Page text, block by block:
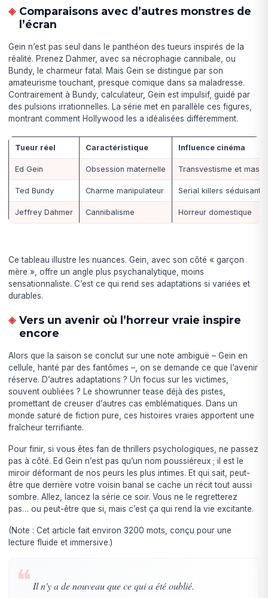
Comparaisons avec d’autres monstres de
l’écran
Gein n’est pas seul dans le panthéon des tueurs inspirés de la
réalité. Prenez Dahmer, avec sa nécrophagie cannibale, ou
Bundy, le charmeur fatal. Mais Gein se distingue par son
amateurisme touchant, presque comique dans sa maladresse.
Contrairement à Bundy, calculateur, Gein est impulsif, guidé par
des pulsions irrationnelles. La série met en parallèle ces figures,
montrant comment Hollywood les a idéalisées différemment.
Tueur réel Caractéristique Influence cinéma
Ed Gein Obsession maternelle Transvestisme et
Ted Bundy Charme manipulateur Serial killers séduisants
Jeffrey Dahmer Cannibalisme Horreur domestique
Ce tableau illustre les nuances. Gein, avec son côté « garçon
mère », offre un angle plus psychanalytique, moins
sensationnaliste. C’est ce qui rend ses adaptations si variées et
durables.
Vers un avenir où l’horreur vraie inspire
encore
Alors que la saison se conclut sur une note ambiguë – Gein en
cellule, hanté par des fantômes –, on se demande ce que l’avenir
réserve. D’autres adaptations ? Un focus sur les victimes,
souvent oubliées ? Le showrunner tease déjà des pistes,
promettant de creuser d’autres cas emblématiques. Dans un
monde saturé de fiction pure, ces histoires vraies apportent une
fraîcheur terrifiante.
Pour finir, si vous êtes fan de thrillers psychologiques, ne passez
pas à côté. Ed Gein n’est pas qu’un nom poussiéreux ; il est le
miroir déformant de nos peurs les plus intimes. Et qui sait, peut-
être que derrière votre voisin banal se cache un récit tout aussi
sombre. Allez, lancez la série ce soir. Vous ne le regretterez
pas… ou peut-être que si, mais c’est ça qui rend la vie excitante.
(Note : Cet article fait environ 3200 mots, conçu pour une
lecture fluide et immersive.)
❝ Il n'y a de nouveau que ce qui a été oublié.